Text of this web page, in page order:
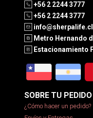
+56 2 2244 3777
+56 2 2244 3777
info@sherpalife.cl
Metro Hernando
Estacionamiento
SOBRE TU PEDIDO
¿Cómo hacer un pedido?